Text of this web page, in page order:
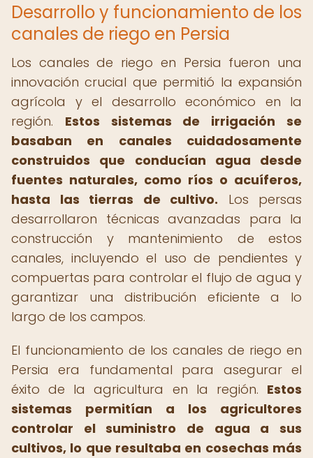
Desarrollo y funcionamiento de los
canales de riego en Persia
Los canales de riego en Persia fueron una
innovación crucial que permitió la expansión
agrícola y el desarrollo económico en la
región. Estos sistemas de irrigación se
basaban en canales cuidadosamente
construidos que conducían agua desde
fuentes naturales, como ríos o acuíferos,
hasta las tierras de cultivo. Los persas
desarrollaron técnicas avanzadas para la
construcción y mantenimiento de estos
canales, incluyendo el uso de pendientes y
compuertas para controlar el flujo de agua y
garantizar una distribución eficiente a lo
largo de los campos.
El funcionamiento de los canales de riego en
Persia era fundamental para asegurar el
éxito de la agricultura en la región. Estos
sistemas permitían a los agricultores
controlar el suministro de agua a sus
cultivos, lo que resultaba en cosechas más